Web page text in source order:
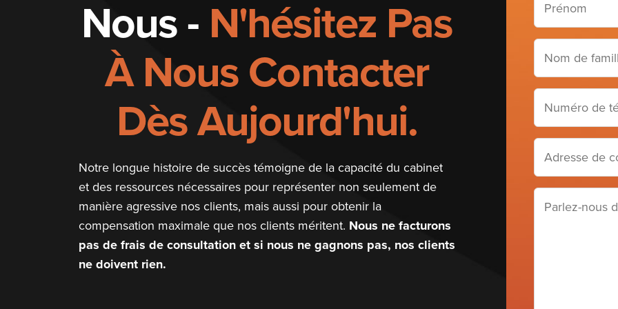
Nous - N'hésitez Pas
À Nous Contacter
Dès Aujourd'hui.
Notre longue histoire de succès témoigne de la capacité du cabinet
et des ressources nécessaires pour représenter non seulement de
manière agressive nos clients, mais aussi pour obtenir la
compensation maximale que nos clients méritent. Nous ne facturons
pas de frais de consultation et si nous ne gagnons pas, nos clients
ne doivent rien.
(Required)
Nom
de
famille
Numéro
de
téléphone
Adresse
de
courriel
Parlez-
nous